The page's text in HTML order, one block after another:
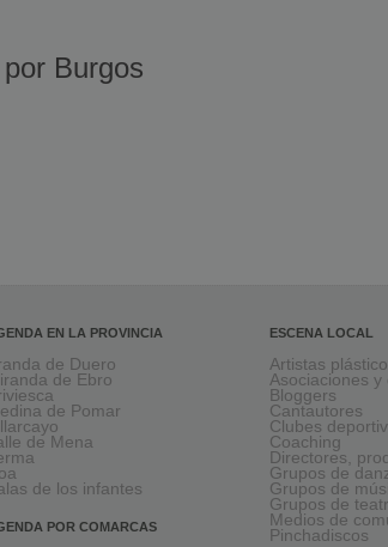
por Burgos
EN LA PROVINCIA
de Duero
de Ebro
de Pomar
de Mena
de los infantes
POR COMARCAS
ESCENA LOCAL
Artistas
Asociaciones y
Bloggers
Cantautores
Clubes
Coaching
Directores,
Grupos de
Grupos de
Grupos de
Medios de
Pinchadiscos